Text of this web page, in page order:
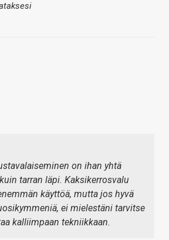
on ihan yhtä
tarran läpi. Kaksikerrosvalu
käyttöä, mutta jos hyvä
ei mielestäni tarvitse
kalliimpaan tekniikkaan.